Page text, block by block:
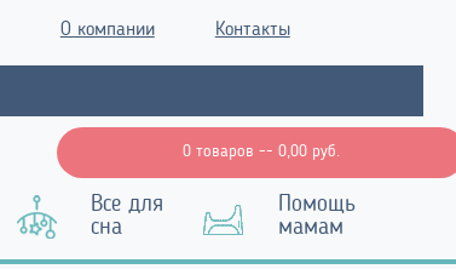
О компании Контакты
0 товаров -- 0,00 руб.
Все для
сна
Помощь
мамам